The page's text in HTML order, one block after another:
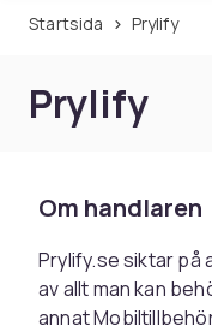
Startsida Prylify
Prylify
Om handlaren
Prylify.se siktar
av allt man kan
annat